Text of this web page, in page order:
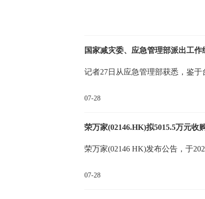
国家减灾委、应急管理部派出工
记者27日从应急管理部获悉，鉴
07-28
荣万家(02146.HK)拟5015.5万元收
荣万家(02146 HK)发布公告，于
07-28